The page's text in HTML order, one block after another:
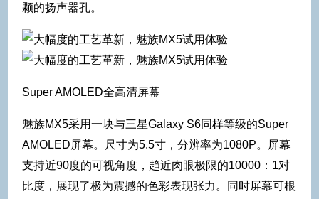
颗的扬声器孔。
Super AMOLED全高清屏幕
魅族MX5采用一块与三星Galaxy S6同样等级的Super
AMOLED屏幕。尺寸为5.5寸，分辨率为1080P。屏幕
支持近90度的可视角度，趋近肉眼极限的10000：1对
比度，展现了极为震撼的色彩表现张力。同时屏幕可根